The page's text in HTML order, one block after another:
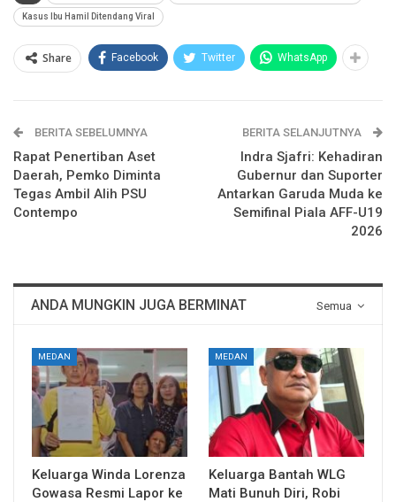
Kasus Ibu Hamil Ditendang Viral
Share Facebook Twitter WhatsApp
BERITA SEBELUMNYA
Rapat Penertiban Aset
Daerah, Pemko Diminta
Tegas Ambil Alih PSU
Contempo
BERITA SELANJUTNYA
Indra Sjafri: Kehadiran
Gubernur dan Suporter
Antarkan Garuda Muda ke
Semifinal Piala AFF-U19
2026
Semua
ANDA MUNGKIN JUGA BERMINAT
MEDAN
Keluarga Winda Lorenza
Gowasa Resmi Lapor ke
MEDAN
Keluarga Bantah WLG
Mati Bunuh Diri, Robi